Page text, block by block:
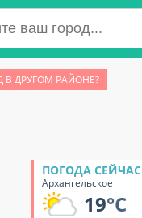
В ДРУГОМ РАЙОНЕ?
ПОГОДА СЕЙЧАС
Архангельское
19°C